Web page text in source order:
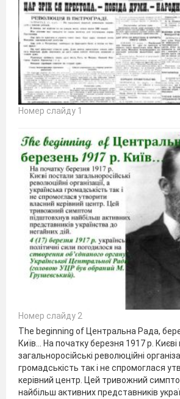
Номер слайду 1
Номер слайду 2
The beginning of Центральна Рада,
Київ… На початку березня 1917 р.
загальноросійські революційні
громадськість так і не спромоглася
керівний центр. Цей тривожний
найбільш активних представників